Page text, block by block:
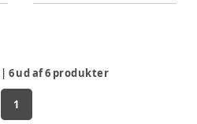
| 6ud af6 produkter
1